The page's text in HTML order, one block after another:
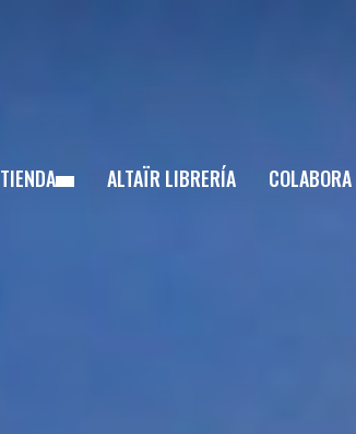
TIENDA ALTAÏR LIBRERÍA COLABORA